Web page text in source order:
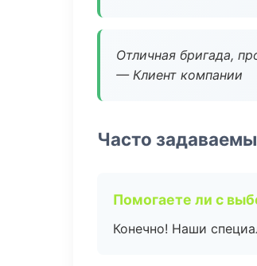
Отличная бригада,
— Клиент компании
Часто
Помогаете ли с
Конечно! Наши